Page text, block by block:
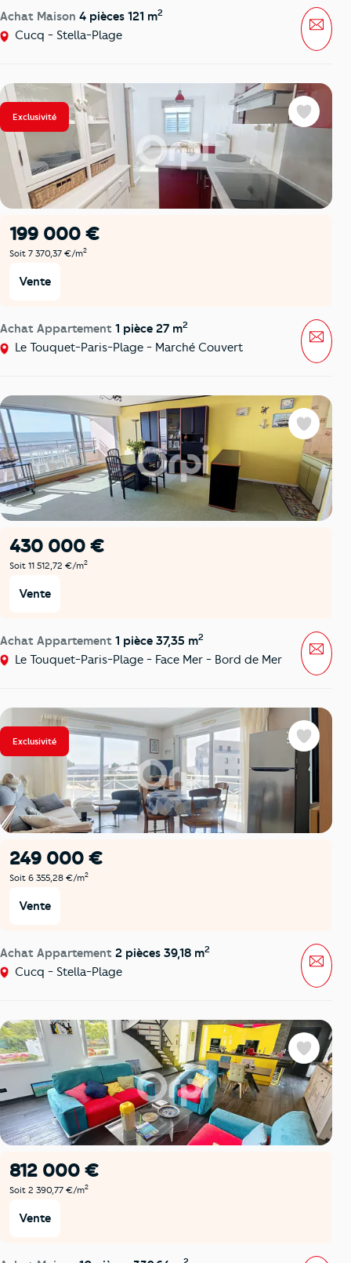
Achat Maison 4 pièces 121 m2
Cucq - Stella-Plage
Exclusivité
199 000 €
Soit 7 370,37 €/m2
Vente
Achat Appartement 1 pièce 27 m2
Le Touquet-Paris-Plage - Marché Couvert
Favoris
430 000 €
Soit 11 512,72 €/m2
Vente
Achat Appartement 1 pièce 37,35 m2
Le Touquet-Paris-Plage - Face Mer - Bord de Mer
Favoris
Exclusivité
249 000 €
Soit 6 355,28 €/m2
Vente
Achat Appartement 2 pièces 39,18 m2
Cucq - Stella-Plage
Favoris
812 000 €
Soit 2 390,77 €/m2
Vente
Favoris